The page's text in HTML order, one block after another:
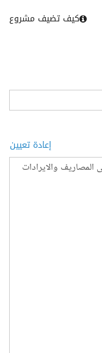
كيف تضيف مشروع
إعادة تعيين